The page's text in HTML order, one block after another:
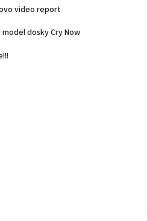
video report
dosky Cry Now